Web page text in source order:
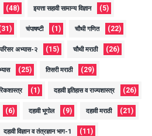
(48) इयत्ता सहावी सामान्य विज्ञान (5)
चंपाषष्टी (1) चौथी गणित (22)
अभ्यास-२ (15) चौथी मराठी (26)
(25) तिसरी मराठी (29)
(1) दहावी इतिहास व राज्यशास्त्र (26)
(6) दहावी भूगोल (9) दहावी मराठी (21)
दहावी विज्ञान व तंत्रज्ञान भाग-1 (11)